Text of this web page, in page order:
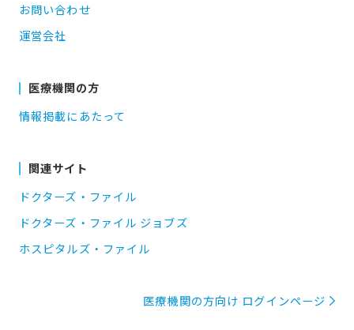
お問い合わせ
運営会社
医療機関の方
情報掲載にあたって
関連サイト
ドクターズ・ファイル
ドクターズ・ファイル ジョブズ
ホスピタルズ・ファイル
医療機関の方向け ログインページ